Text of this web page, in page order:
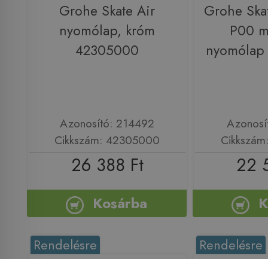
Grohe Skate Air
nyomólap, króm
42305000
Azonosító: 214492
Cikkszám: 42305000
26 388 Ft
Kosárba
Grohe
P00
22
Rendelésre Rendelésre